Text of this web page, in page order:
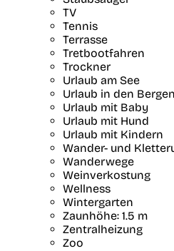
TV
Tennis
Terrasse
Tretbootfahren
Trockner
Urlaub am See
Urlaub in den Bergen
Urlaub mit Baby
Urlaub mit Hund
Urlaub mit Kindern
Wander- und
Wanderwege
Weinverkostung
Wellness
Wintergarten
Zaunhöhe: 1.5 m
Zentralheizung
Zoo